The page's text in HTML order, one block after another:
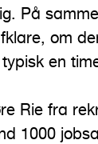
På
om
en
Rie fra
1000